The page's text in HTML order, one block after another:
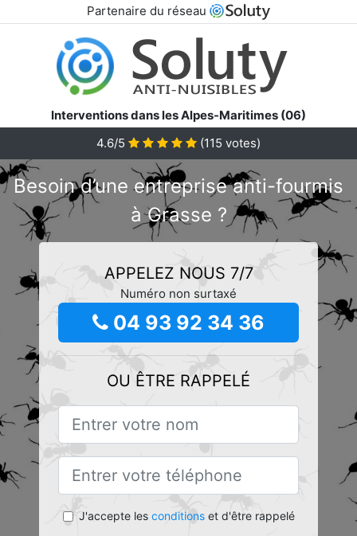
Partenaire du réseau
Interventions dans les Alpes-Maritimes (06)
4.6/5
(115 votes)
Besoin d’une entreprise anti-fourmis
à Grasse ?
APPELEZ NOUS 7/7
Numéro non surtaxé
04 93 92 34 36
OU ÊTRE RAPPELÉ
J'accepte les conditionset d'être rappelé